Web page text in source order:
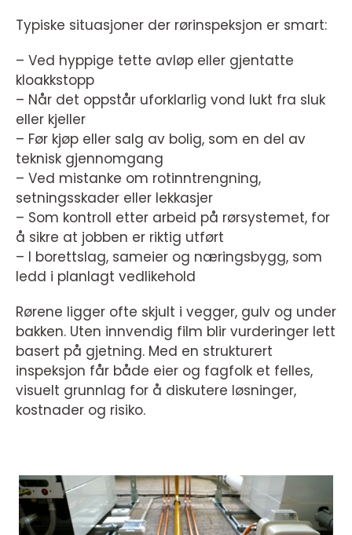
Typiske situasjoner der rørinspeksjon er smart:
– Ved hyppige tette avløp eller gjentatte
kloakkstopp
– Når det oppstår uforklarlig vond lukt fra sluk
eller kjeller
– Før kjøp eller salg av bolig, som en del av
teknisk gjennomgang
– Ved mistanke om rotinntrengning,
setningsskader eller lekkasjer
– Som kontroll etter arbeid på rørsystemet, for
å sikre at jobben er riktig utført
– I borettslag, sameier og næringsbygg, som
ledd i planlagt vedlikehold
Rørene ligger ofte skjult i vegger, gulv og under
bakken. Uten innvendig film blir vurderinger lett
basert på gjetning. Med en strukturert
inspeksjon får både eier og fagfolk et felles,
visuelt grunnlag for å diskutere løsninger,
kostnader og risiko.